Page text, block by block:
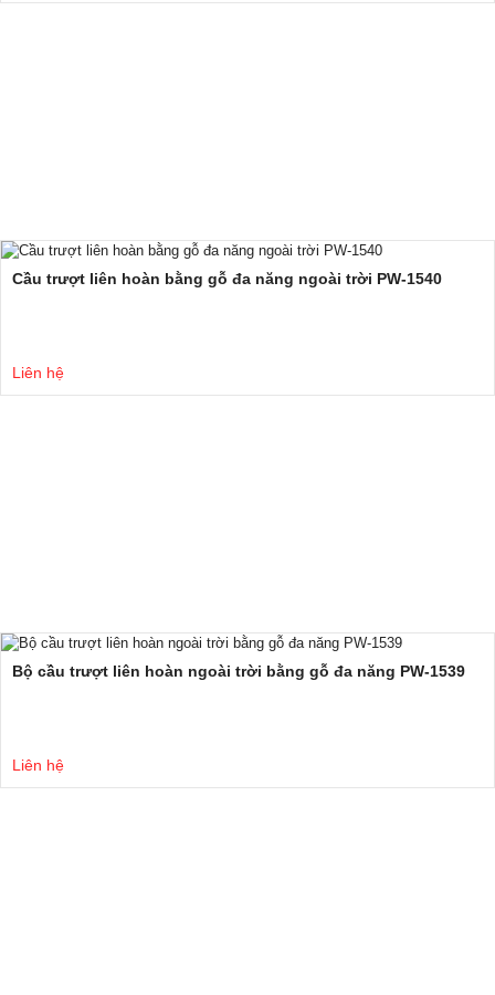
Cầu trượt liên hoàn bằng gỗ đa năng ngoài trời PW-1540
Liên hệ
Bộ cầu trượt liên hoàn ngoài trời bằng gỗ đa năng PW-1539
Liên hệ